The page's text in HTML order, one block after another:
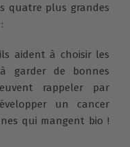
quatre plus grandes
ils aident à choisir les
garder de bonnes
rappeler par
un cancer
qui mangent bio !